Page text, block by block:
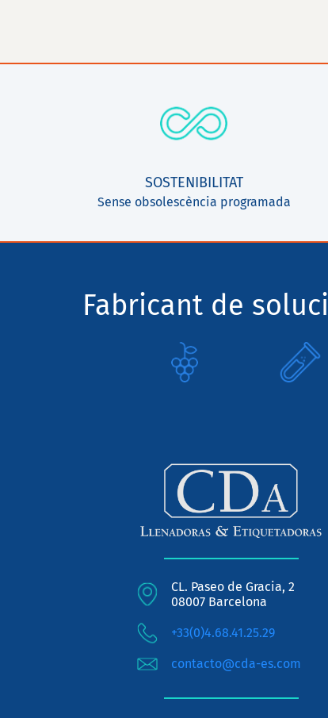
SOSTENIBILITAT
Sense obsolescència programada
Fabricant de
CL. Paseo de Gracia, 2
08007 Barcelona
+33(0)4.68.41.25.29
contacto@cda-es.com